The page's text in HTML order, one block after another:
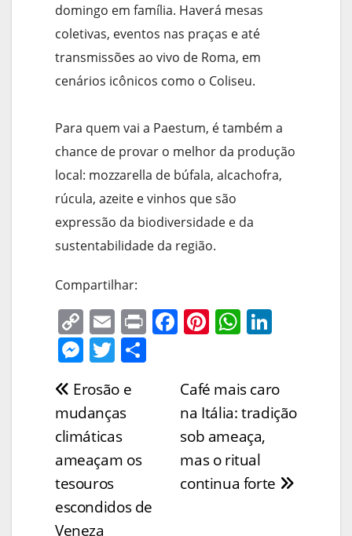
domingo em família. Haverá mesas
coletivas, eventos nas praças e até
transmissões ao vivo de Roma, em
cenários icônicos como o Coliseu.
Para quem vai a Paestum, é também a
chance de provar o melhor da produção
local: mozzarella de búfala, alcachofra,
rúcula, azeite e vinhos que são
expressão da biodiversidade e da
sustentabilidade da região.
Compartilhar:
C
o
p
y
Li
n
k
E
m
ai
l
Pr F
e
b
o
o
k
Pi
e
st
W
s
A
p
p
e
dI
M
ss
e
n
g
er
T
itt
er
Navegação
de
Post
Café mais caro
na Itália: tradição
sob ameaça,
mas o ritual
continua forte
Erosão e
mudanças
climáticas
ameaçam os
tesouros
escondidos de
Veneza